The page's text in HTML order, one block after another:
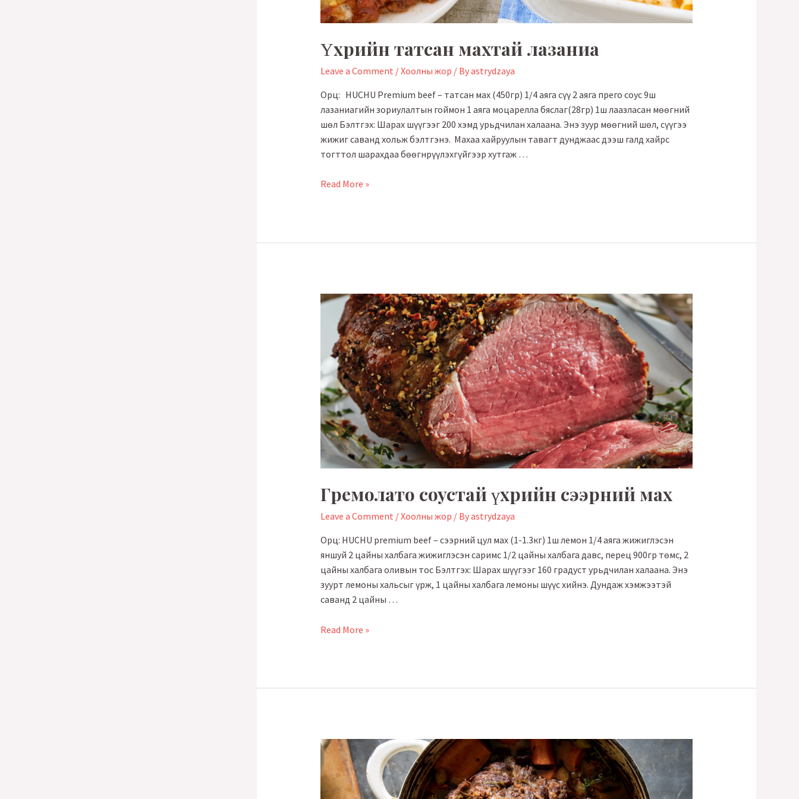
Үхрийн татсан махтай лазаниа
Leave a Comment /Хоолны жор / Byastrydzaya
Орц: HUCHU Premium beef – татсан мах (450гр) 1/4 аяга сүү 2 аяга прего соус 9ш
лазаниагийн зориулалтын гоймон 1 аяга моцарелла бяслаг(28гр) 1ш лаазласан мөөгний
шөл Бэлтгэх: Шарах шүүгээг 200 хэмд урьдчилан халаана. Энэ зуур мөөгний шөл, сүүгээ
жижиг саванд хольж бэлтгэнэ. Махаа хайруулын тавагт дунджаас дээш галд хайрс
тогттол шарахдаа бөөгнрүүлэхгүйгээр хутгаж …
Үхрийн
Read More »
Гремолато соустай үхрийн сээрний мах
Leave a Comment /Хоолны жор / Byastrydzaya
Орц: HUCHU premium beef – сээрний цул мах (1-1.3кг) 1ш лемон 1/4 аяга жижиглэсэн
яншуй 2 цайны халбага жижиглэсэн саримс 1/2 цайны халбага давс, перец 900гр төмс, 2
цайны халбага оливын тос Бэлтгэх: Шарах шүүгээг 160 градуст урьдчилан халаана. Энэ
зуурт лемоны хальсыг үрж, 1 цайны халбага лемоны шүүс хийнэ. Дундаж хэмжээтэй
саванд 2 цайны …
Гремолато
мах
Read More »